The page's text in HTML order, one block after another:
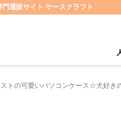
通販サイト ケースクラフト
トの可愛いパソコンケース☆犬好き